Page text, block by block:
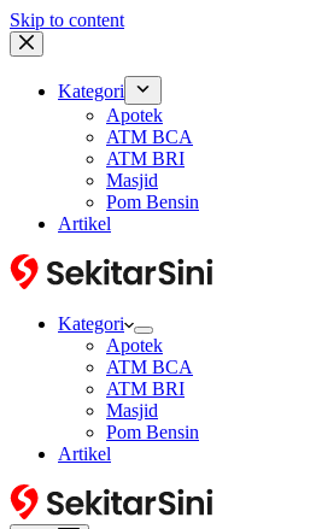
Skip to content
Kategori
Apotek
ATM BCA
ATM BRI
Masjid
Pom Bensin
Artikel
Kategori
Apotek
ATM BCA
ATM BRI
Masjid
Pom Bensin
Artikel